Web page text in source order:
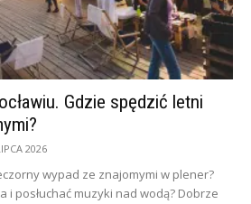
Gdzie spędzić letni
2026
wypad ze znajomymi w plener?
i posłuchać muzyki nad wodą? Dobrze